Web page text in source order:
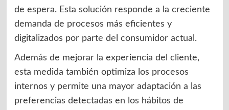
de espera. Esta solución responde a la creciente
demanda de procesos más eficientes y
digitalizados por parte del consumidor actual.
Además de mejorar la experiencia del cliente,
esta medida también optimiza los procesos
internos y permite una mayor adaptación a las
preferencias detectadas en los hábitos de